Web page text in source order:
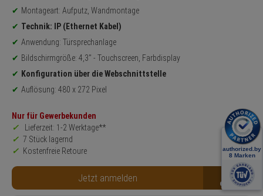
Montageart: Aufputz, Wandmontage
Technik: IP (Ethernet Kabel)
Anwendung: Türsprechanlage
Bildschirmgröße: 4,3" - Touchscreen, Farbdisplay
Konfiguration über die Webschnittstelle
Auflösung: 480 x 272 Pixel
Nur für Gewerbekunden
Lieferzeit: 1-2 Werktage**
7 Stück lagernd
Kostenfreie Retoure
Jetzt anmelden B2B